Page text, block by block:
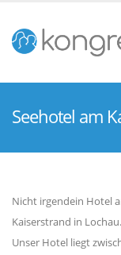
Seehotel am
Nicht irgendein Hotel
Kaiserstrand in Lochau.
Unser Hotel liegt